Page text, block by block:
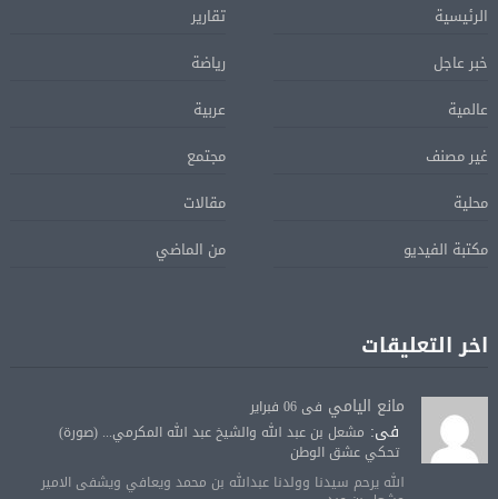
الرئيسية
تقارير
خبر عاجل
رياضة
عالمية
عربية
غير مصنف
مجتمع
محلية
مقالات
مكتبة الفيديو
من الماضي
اخر التعليقات
مانع اليامي فى 06 فبراير
فى: مشعل بن عبد الله والشيخ عبد الله المكرمي... (صورة)
تحكي عشق الوطن
الله يرحم سيدنا وولدنا عبدالله بن محمد ويعافي ويشفى الامير